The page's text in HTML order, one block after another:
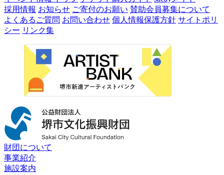
採用情報 お知らせ ご寄付のお願い 賛助会員募集について
よくあるご質問 お問い合わせ 個人情報保護方針 サイトポリ
シー リンク集
財団について
事業紹介
施設案内